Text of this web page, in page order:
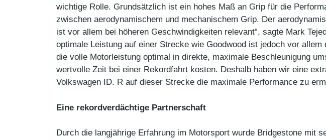
wichtige Rolle. Grundsätzlich ist ein hohes Maß an Grip für die
zwischen aerodynamischem und mechanischem Grip. Der
ist vor allem bei höheren Geschwindigkeiten relevant“, sagte Mark
optimale Leistung auf einer Strecke wie Goodwood ist jedoch vor
die volle Motorleistung optimal in direkte, maximale Beschleunigung
wertvolle Zeit bei einer Rekordfahrt kosten. Deshalb haben wir eine
Volkswagen ID. R auf dieser Strecke die maximale Performance zu
Eine rekordverdächtige Partnerschaft
Durch die langjährige Erfahrung im Motorsport wurde Bridgestone mit